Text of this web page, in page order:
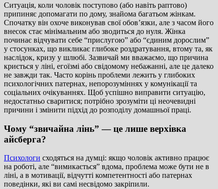
Ситуація, коли чоловік поступово (або навіть раптово)
припиняє допомагати по дому, знайома багатьом жінкам.
Спочатку він охоче виконував свої обов’язки, але з часом його
внесок стає мінімальним або зводиться до нуля. Жінка
починає відчувати себе “прислугою” або “єдиним дорослим”
у стосунках, що викликає глибоке роздратування, втому та, як
наслідок, кризу у шлюбі. Зазвичай ми вважаємо, що причина
криється у ліні, егоїзмі або свідомому небажанні, але це далеко
не завжди так. Часто корінь проблеми лежить у глибоких
психологічних патернах, непорозуміннях у комунікації та
соціальних очікуваннях. Щоб успішно виправити ситуацію,
недостатньо сваритися; потрібно зрозуміти ці неочевидні
причини і змінити підхід до розподілу домашньої праці.
Чому “звичайна лінь” — це лише верхівка
айсберга?
Психологи сходяться на думці: якщо чоловік активно працює
на роботі, але “вимикається” вдома, проблема може бути не в
ліні, а в мотивації, відчутті компетентності або патернах
поведінки, які ви самі несвідомо закріпили.